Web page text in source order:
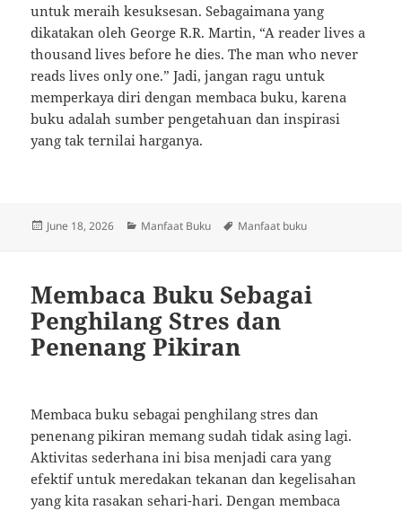
untuk meraih kesuksesan. Sebagaimana yang
dikatakan oleh George R.R. Martin, “A reader lives a
thousand lives before he dies. The man who never
reads lives only one.” Jadi, jangan ragu untuk
memperkaya diri dengan membaca buku, karena
buku adalah sumber pengetahuan dan inspirasi
yang tak ternilai harganya.
Posted
June 18, 2026 Categories
Manfaat Buku Tags
Manfaat buku
Membaca Buku Sebagai
Penghilang Stres dan
Penenang Pikiran
Membaca buku sebagai penghilang stres dan
penenang pikiran memang sudah tidak asing lagi.
Aktivitas sederhana ini bisa menjadi cara yang
efektif untuk meredakan tekanan dan kegelisahan
yang kita rasakan sehari-hari. Dengan membaca